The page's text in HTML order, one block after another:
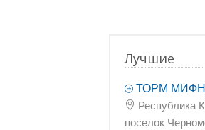
Лучшие
ТОРМ
Республика
поселок